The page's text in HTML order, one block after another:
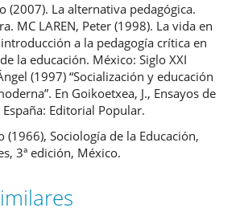
(2007). La alternativa pedagógica.
MC LAREN, Peter (1998). La vida en
a la pedagogía crítica en
la educación. México: Siglo XXI
(1997) “Socialización y educación
En Goikoetxea, J., Ensayos de
Editorial Popular.
(1966), Sociología de la Educación,
3ª edición, México.